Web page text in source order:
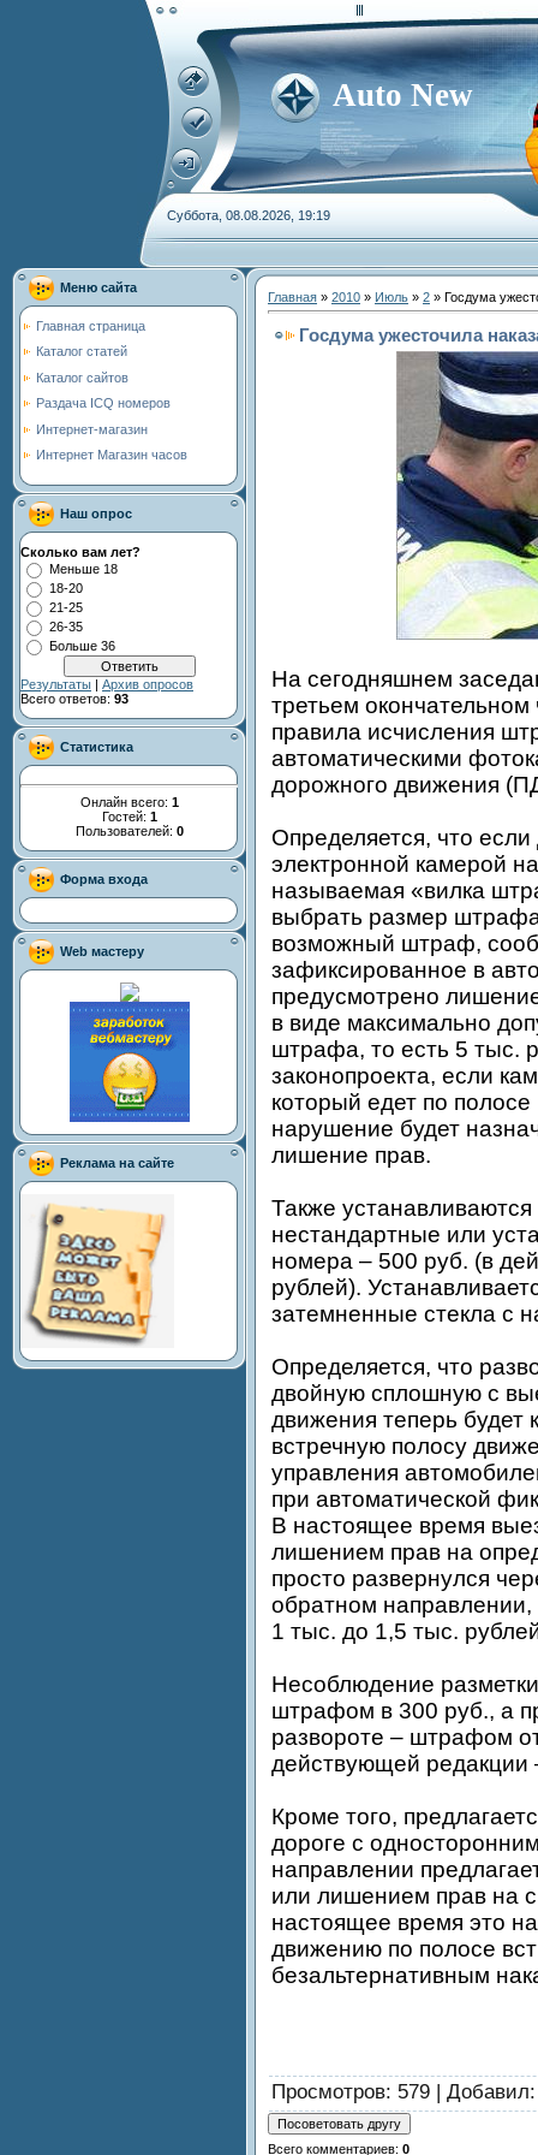
Auto New
Суббота, 08.08.2026, 19:19
Меню сайта
Главная страница
Каталог статей
Каталог сайтов
Раздача ICQ номеров
Интернет-магазин
Интернет Магазин часов
Наш опрос
Сколько вам лет?
Меньше 18
18-20
21-25
26-35
Больше 36
Результаты | Архив опросов
Всего ответов: 93
Статистика
Онлайн всего: 1
Гостей: 1
Пользователей: 0
Форма входа
Web мастеру
Реклама на сайте
Главная » 2010 » Июль » 2 » Госдума
Госдума ужесточила
На сегодняшнем
третьем
правила исчисления
автоматическими
дорожного движения
Определяется, что
электронной камерой
называемая «вилка
выбрать размер
возможный штраф,
зафиксированное в
предусмотрено
в виде максимально
штрафа, то есть 5 тыс.
законопроекта, если
который едет по полосе
нарушение будет
лишение прав.
Также
нестандартные или
номера – 500 руб. (в
рублей).
затемненные стекла с
Определяется, что
двойную сплошную с
движения теперь будет
встречную полосу
управления
при автоматической
В настоящее время
лишением прав на
просто развернулся
обратном
1 тыс. до 1,5 тыс.
Несоблюдение
штрафом в 300 руб., а
развороте – штрафом
действующей редакции
Кроме того,
дороге с
направлении
или лишением прав на
настоящее время это
движению по полосе
безальтернативным
Просмотров: 579 | Добавил
Всего комментариев: 0